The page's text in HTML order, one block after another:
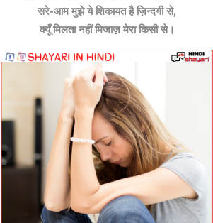
सरे-आम ​मुझे ​ये शिकायत है ज़िन्दगी से​,​
क्यूँ मिलता नहीं मिजाज़ मेरा किसी से।